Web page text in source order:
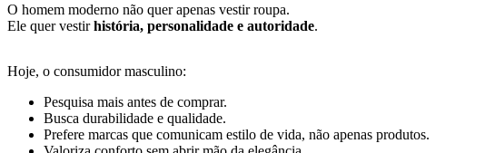
O homem moderno não quer apenas vestir roupa.
Ele quer vestirhistória, personalidade e autoridade.
Hoje, o consumidor masculino:
Pesquisa mais antes de comprar.
Busca durabilidade e qualidade.
Prefere marcas que comunicam estilo de vida, não apenas produtos.